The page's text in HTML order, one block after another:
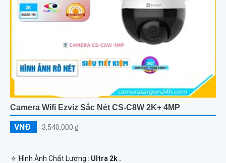
Camera Wifi Ezviz Sắc Nét CS-C8W 2K+ 4MP
VNĐ 3,540,000 ₫
🔅 Hình Ành Chất Lượng : Ultra 2k .